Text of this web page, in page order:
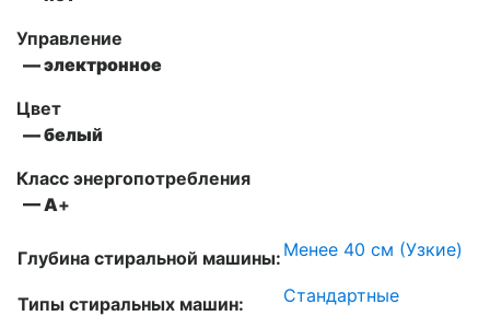
Управление
— электронное
Цвет
— белый
Класс энергопотребления
— А+
Глубина стиральной машины: Менее 40 см (Узкие)
Типы стиральных машин: Стандартные